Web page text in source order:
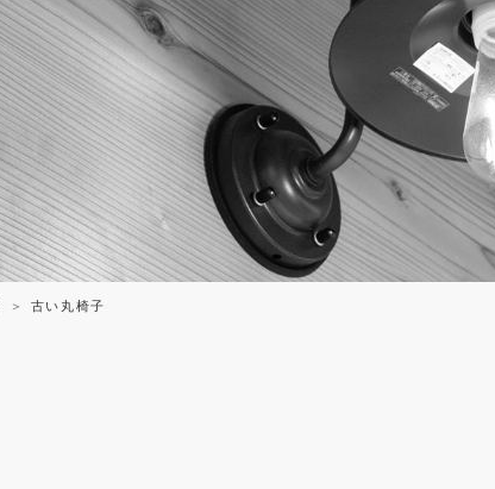
古い丸椅子